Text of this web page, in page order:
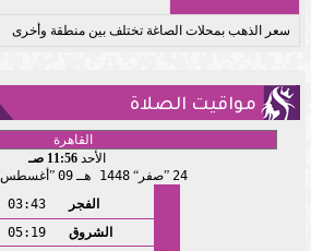
سعر الذهب بمحلات الصاغة تختلف بين منطقة وأخرى
مواقيت الصلاة
الأحد11:56 صـ
24
صفر 1448 هـ 09 أغسطس
الفجر
03:43
الشروق
05:19